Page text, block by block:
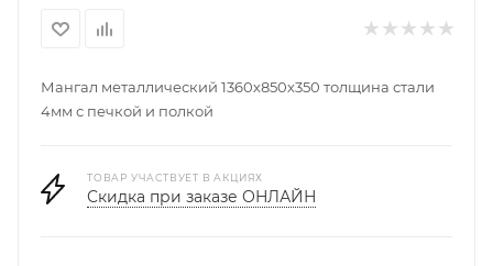
Мангал металлический 1360х850х350 толщина стали
4мм с печкой и полкой
ТОВАР УЧАСТВУЕТ В АКЦИЯХ
Скидка при заказе ОНЛАЙН